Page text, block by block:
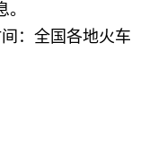
：全国各地火车